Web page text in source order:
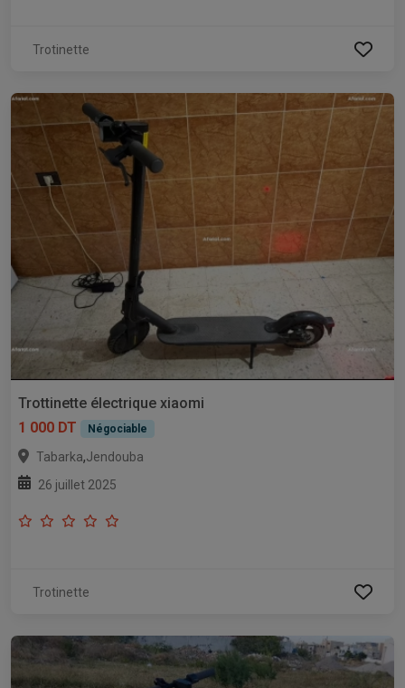
Trotinette
Trottinette électrique xiaomi
1 000 DT
Négociable
Tabarka,Jendouba
26 juillet 2025
Trotinette